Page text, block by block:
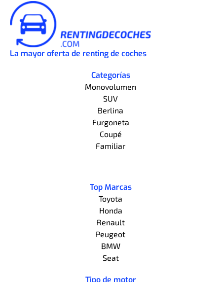
La mayor oferta de renting de coches
Categorías
Monovolumen
SUV
Berlina
Furgoneta
Coupé
Familiar
Top Marcas
Toyota
Honda
Renault
Peugeot
BMW
Seat
Tipo de motor